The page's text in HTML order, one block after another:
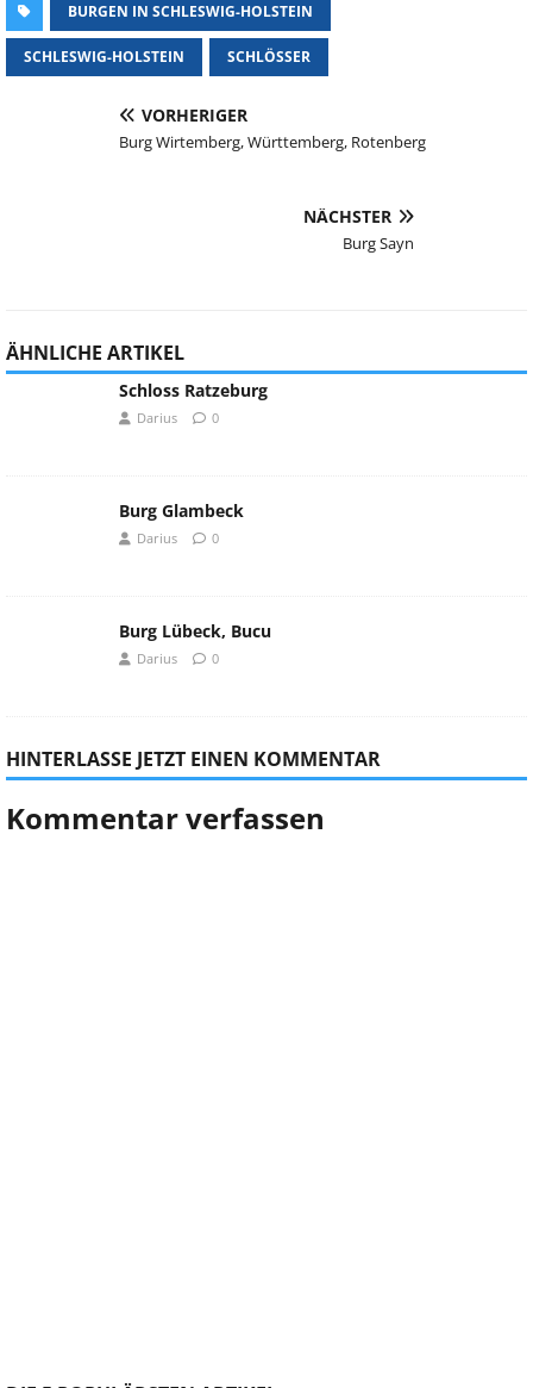
BURGEN IN SCHLESWIG-HOLSTEIN
SCHLESWIG-HOLSTEIN SCHLÖSSER
VORHERIGER
Burg Wirtemberg, Württemberg, Rotenberg
NÄCHSTER
Burg Sayn
ÄHNLICHE ARTIKEL
Schloss Ratzeburg
Darius 0
Burg Glambeck
Darius 0
Burg Lübeck, Bucu
Darius 0
HINTERLASSE JETZT EINEN KOMMENTAR
Kommentar verfassen